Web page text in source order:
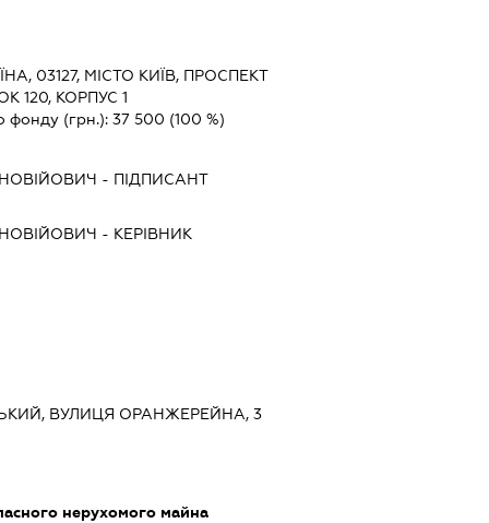
03127, МІСТО КИЇВ, ПРОСПЕКТ
120, КОРПУС 1
фонду (грн.):37 500 (100 %)
- ПІДПИСАНТ
- КЕРІВНИК
ВУЛИЦЯ ОРАНЖЕРЕЙНА, 3
нерухомого майна